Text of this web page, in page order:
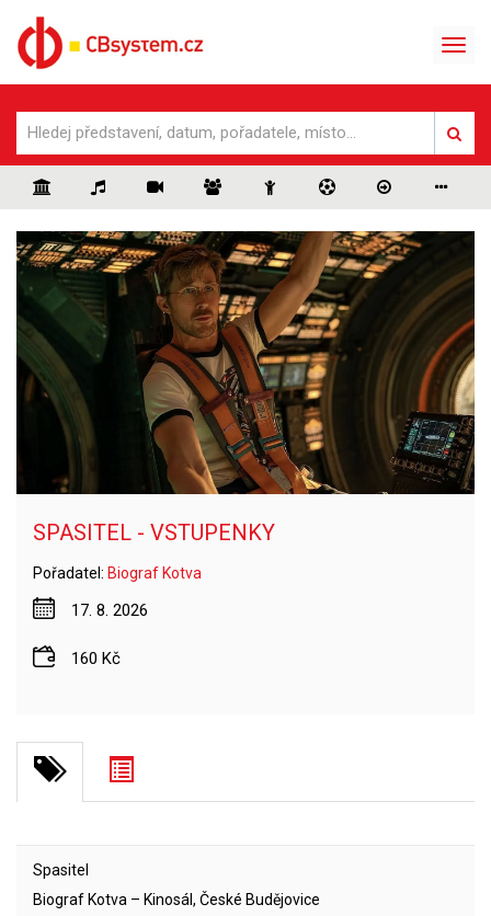
SPASITEL - VSTUPENKY
Pořadatel: Biograf Kotva
17. 8. 2026
160 Kč
Spasitel
Biograf Kotva – Kinosál, České Budějovice